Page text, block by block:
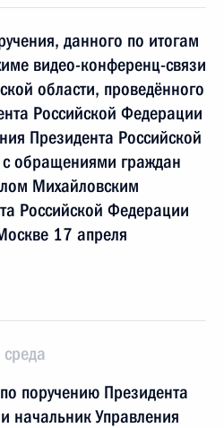
данного по итогам
видео-конференц-связи
области, проведённого
Российской Федерации
Президента Российской
обращениями граждан
Михайловским
Российской Федерации
17 апреля
поручению Президента
начальник Управления